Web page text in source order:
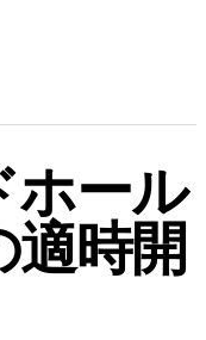
ホール
時開